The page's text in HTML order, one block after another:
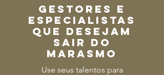
GESTORES E
ESPECIALISTAS
QUE DESEJAM
SAIR DO
MARASMO
Use seus talentos para